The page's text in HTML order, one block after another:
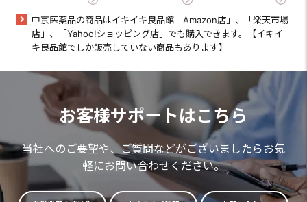
中京医薬品の商品はイキイキ良品館「Amazon店」、「楽天市場
店」、「Yahoo!ショッピング店」でも購入できます。【イキイ
キ良品館でしか販売していない商品もあります】
お客様サポートはこちら
当社へのご要望や、ご質問などがございましたらお気
軽にお問い合わせください。